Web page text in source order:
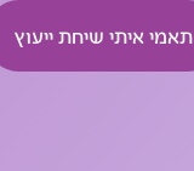
תאמי איתי שיחת ייעוץ